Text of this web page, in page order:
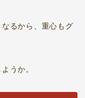
るから、重心もグ
うか。